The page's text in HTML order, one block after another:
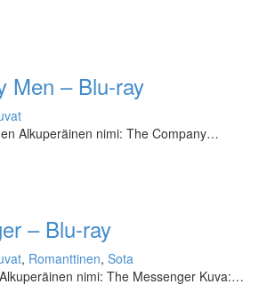
Men – Blu-ray
Alkuperäinen nimi: The Company…
– Blu-ray
, Romanttinen, Sota
nimi: The Messenger Kuva:…